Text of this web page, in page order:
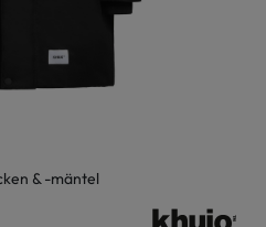
& -mäntel